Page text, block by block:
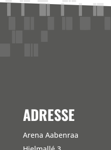
ADRESSE
Arena Aabenraa